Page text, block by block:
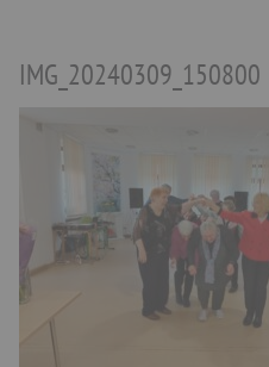
IMG_20240309_150800